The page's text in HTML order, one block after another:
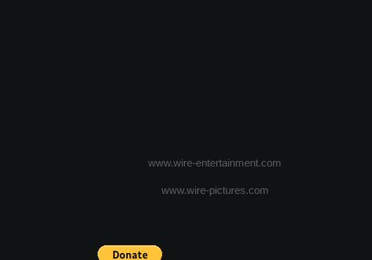
www.wire-entertainment.com
www.wire-pictures.com